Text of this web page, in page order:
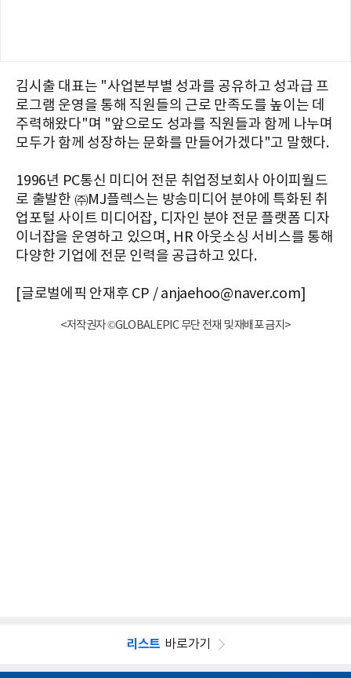
김시출 대표는 "사업본부별 성과를 공유하고 성과급 프
로그램 운영을 통해 직원들의 근로 만족도를 높이는 데
주력해왔다"며 "앞으로도 성과를 직원들과 함께 나누며
모두가 함께 성장하는 문화를 만들어가겠다"고 말했다.
1996년 PC통신 미디어 전문 취업정보회사 아이피월드
로 출발한 ㈜MJ플렉스는 방송미디어 분야에 특화된 취
업포털 사이트 미디어잡, 디자인 분야 전문 플랫폼 디자
이너잡을 운영하고 있으며, HR 아웃소싱 서비스를 통해
다양한 기업에 전문 인력을 공급하고 있다.
[글로벌에픽 안재후 CP / anjaehoo@naver.com]
<저작권자 ©GLOBALEPIC 무단 전재 및 재배포 금지>
리스트 바로가기